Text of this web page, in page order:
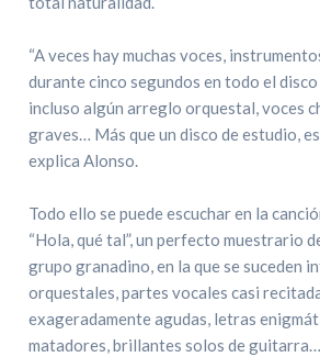
“A veces hay muchas voces,
durante cinco segundos en todo el disco
incluso algún arreglo orquestal, voces
graves… Más que un disco de estudio,
explica Alonso.
Todo ello se puede escuchar en la
“Hola, qué tal”, un perfecto muestrario
grupo granadino, en la que se suceden
orquestales, partes vocales casi
exageradamente agudas, letras
matadores, brillantes solos de guitarra…